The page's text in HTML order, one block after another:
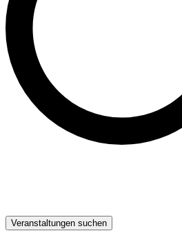
Veranstaltungen suchen